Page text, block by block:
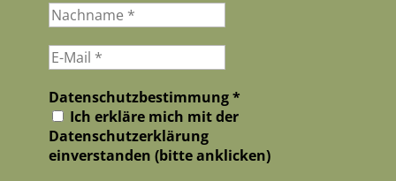
Datenschutzbestimmung*
Ich erkläre mich mit der
Datenschutzerklärung
einverstanden (bitte anklicken)